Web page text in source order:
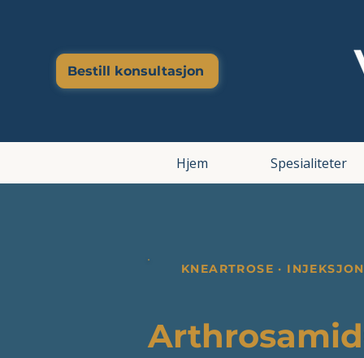
Bestill konsultasjon
Hjem Spesialiteter
KNEARTROSE ·
Arthrosamid